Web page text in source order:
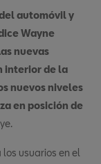
automóvil y
Wayne
nuevas
interior de la
nuevos niveles
en posición de
usuarios en el